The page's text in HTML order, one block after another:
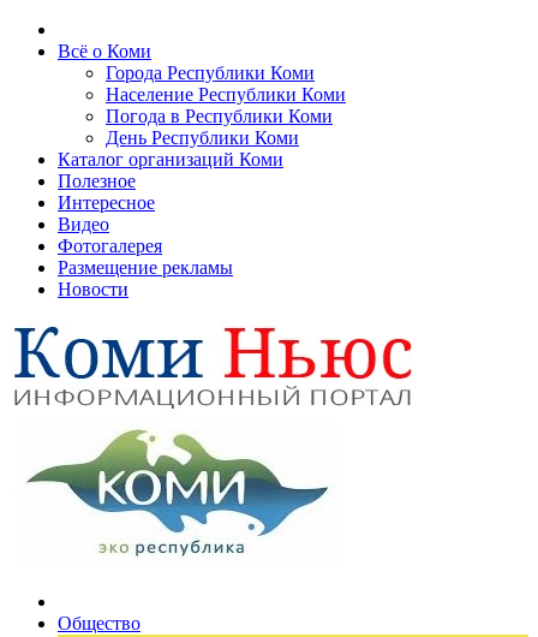
Всё о Коми
Города Республики Коми
Население Республики Коми
Погода в Республики Коми
День Республики Коми
Каталог организаций Коми
Полезное
Интересное
Видео
Фотогалерея
Размещение рекламы
Новости
Общество